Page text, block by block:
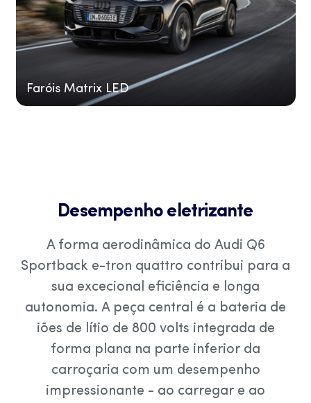
Faróis Matrix LED
Desempenho eletrizante
A forma aerodinâmica do Audi Q6
Sportback e-tron quattro contribui para a
sua excecional eficiência e longa
autonomia. A peça central é a bateria de
iões de lítio de 800 volts integrada de
forma plana na parte inferior da
carroçaria com um desempenho
impressionante - ao carregar e ao